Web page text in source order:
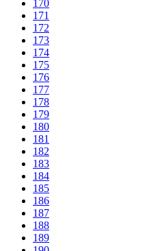
170
171
172
173
174
175
176
177
178
179
180
181
182
183
184
185
186
187
188
189